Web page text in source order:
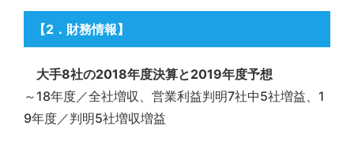
【2 ．財務情報】
大手8社の2018年度決算と2019年度予想
～18年度／全社増収、営業利益判明7社中5社増益、1
9年度／判明5社増収増益